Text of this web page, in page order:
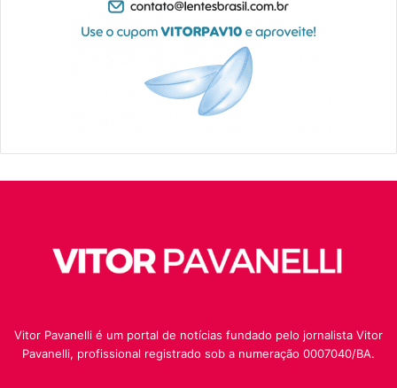
Vitor Pavanelli é um portal de notícias fundado pelo jornalista Vitor
Pavanelli, profissional registrado sob a numeração 0007040/BA.